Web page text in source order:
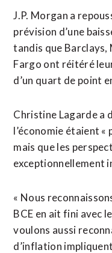
J.P. Morgan a
prévision d’une
tandis que Barclays,
Fargo ont réitéré
d’un quart de point
Christine Lagarde a
l’économie étaient «
mais que les
exceptionnellement
« Nous
BCE en ait fini avec
voulons aussi
d’inflation